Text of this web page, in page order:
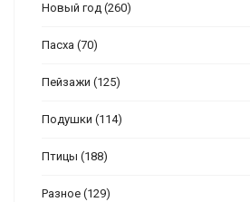
Новый год (260)
Пасха (70)
Пейзажи (125)
Подушки (114)
Птицы (188)
Разное (129)